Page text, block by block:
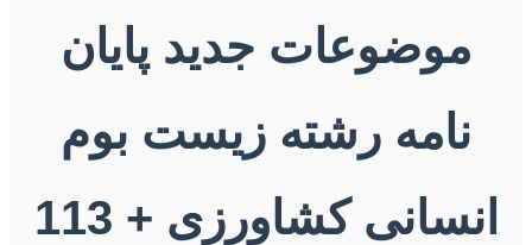
موضوعات جدید پایان
نامه رشته زیست بوم
انسانی کشاورزی + 113